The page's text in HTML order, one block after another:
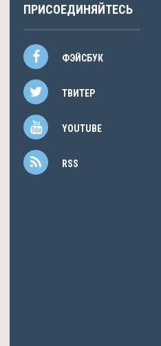
ПРИСОЕДИНЯЙТЕСЬ
ФЭЙСБУК
ТВИТЕР
YOUTUBE
RSS